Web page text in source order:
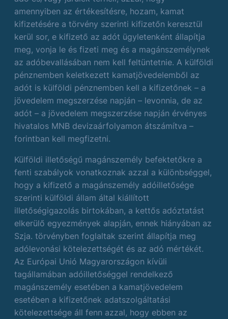
amennyiben az értékesítésre, hozam, kamat
kifizetésére a törvény szerinti kifizetőn keresztül
kerül sor, e kifizető az adót ügyletenként állapítja
meg, vonja le és fizeti meg és a magánszemélynek
az adóbevallásában nem kell feltüntetnie. A külföldi
pénznemben keletkezett kamatjövedelemből az
adót is külföldi pénznemben kell a kifizetőnek – a
jövedelem megszerzése napján – levonnia, de az
adót – a jövedelem megszerzése napján érvényes
hivatalos MNB devizaárfolyamon átszámítva –
forintban kell megfizetni.
Külföldi illetőségű magánszemély befektetőkre a
fenti szabályok vonatkoznak azzal a különbséggel,
hogy a kifizető a magánszemély adóilletősége
szerinti külföldi állam által kiállított
illetőségigazolás birtokában, a kettős adóztatást
elkerülő egyezmények alapján, ennek hiányában az
Szja. törvényben foglaltak szerint állapítja meg
adólevonási kötelezettségét és az adó mértékét.
Az Európai Unió Magyarországon kívüli
tagállamában adóilletőséggel rendelkező
magánszemély esetében a kamatjövedelem
esetében a kifizetőnek adatszolgáltatási
kötelezettsége áll fenn azzal, hogy ebben az